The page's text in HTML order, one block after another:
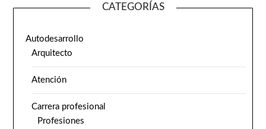
CATEGORÍAS
Autodesarrollo
Arquitecto
Atención
Carrera profesional
Profesiones